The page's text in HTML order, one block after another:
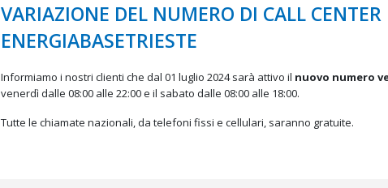
VARIAZIONE DEL NUMERO DI CALL
ENERGIABASETRIESTE
Informiamo i nostri clienti che dal 01 luglio 2024 sarà attivo il nuovo numero
venerdì dalle 08:00 alle 22:00 e il sabato dalle 08:00 alle 18:00.
Tutte le chiamate nazionali, da telefoni fissi e cellulari, saranno gratuite.